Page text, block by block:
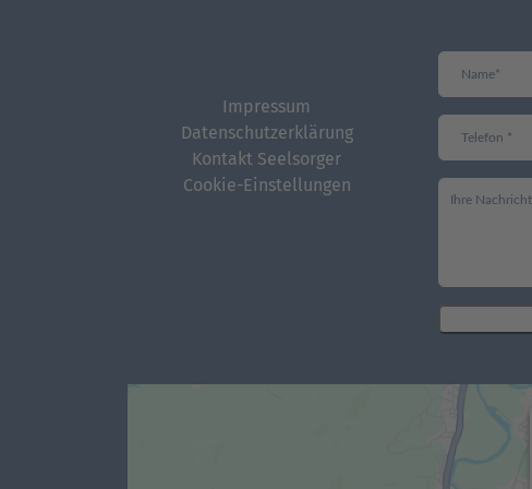
Impressum
Datenschutzerklärung
Kontakt Seelsorger
Cookie-Einstellungen